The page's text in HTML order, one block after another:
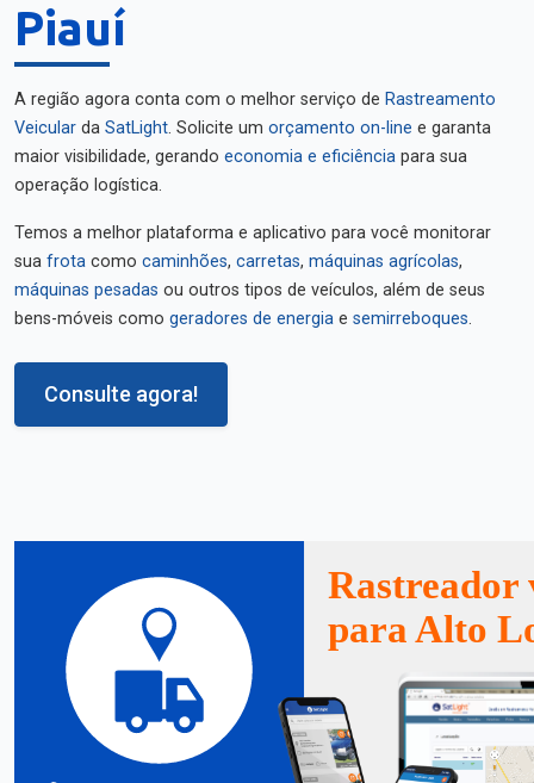
Piauí
A região agora conta com o melhor serviço de Rastreamento
Veicular da SatLight. Solicite um orçamento on-line e garanta
maior visibilidade, gerando economia e eficiência para sua
operação logística.
Temos a melhor plataforma e aplicativo para você monitorar
sua frota como caminhões, carretas, máquinas agrícolas,
máquinas pesadas ou outros tipos de veículos, além de seus
bens-móveis como geradores de energia e semirreboques.
Consulte agora!
Rastreador
para Alto